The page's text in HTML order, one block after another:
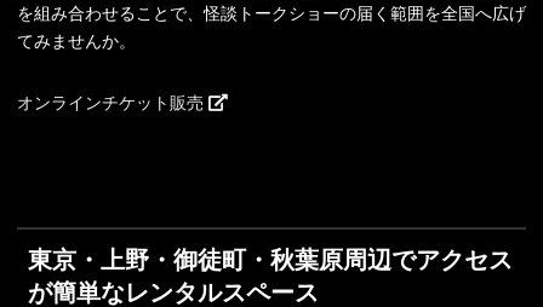
を組み合わせることで、怪談トークショーの届く範囲を全国へ広げ
てみませんか。
オンラインチケット販売
東京・上野・御徒町・秋葉原周辺でアクセス
が簡単なレンタルスペース